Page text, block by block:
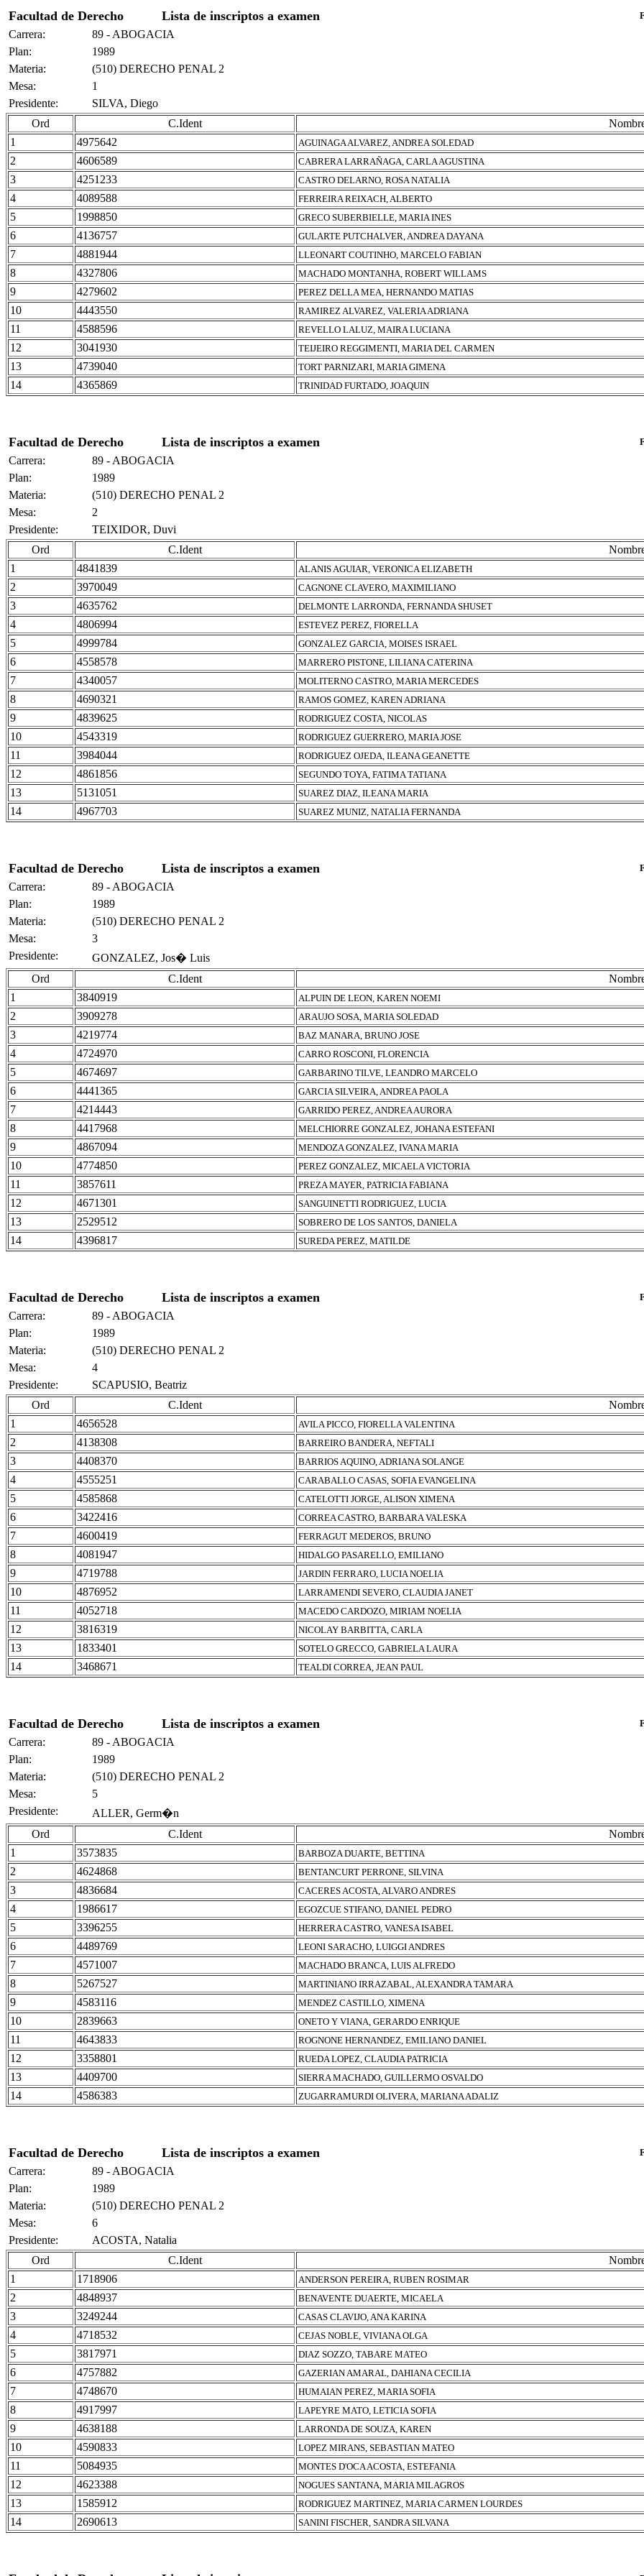
Facultad de Derecho Lista de inscriptos a examen
Carrera:
89 - ABOGACIA
Plan:
1989
Materia:
(510) DERECHO PENAL 2
Mesa:
1
Presidente:
SILVA, Diego
Ord
C.Ident
1
4975642 AGUINAGA ALVAREZ, ANDREA SOLEDAD
2 4606589 CABRERA LARRAÑAGA, CARLA AGUSTINA
3 4251233 CASTRO DELARNO, ROSA NATALIA
4 4089588 FERREIRA REIXACH, ALBERTO
5 1998850 GRECO SUBERBIELLE, MARIA INES
6 4136757 GULARTE PUTCHALVER, ANDREA DAYANA
7 4881944 LLEONART COUTINHO, MARCELO FABIAN
8 4327806 MACHADO MONTANHA, ROBERT WILLAMS
9 4279602 PEREZ DELLA MEA, HERNANDO MATIAS
10 4443550 RAMIREZ ALVAREZ, VALERIA ADRIANA
11 4588596 REVELLO LALUZ, MAIRA LUCIANA
12 3041930 TEIJEIRO REGGIMENTI, MARIA DEL CARMEN
13 4739040 TORT PARNIZARI, MARIA GIMENA
14 4365869 TRINIDAD FURTADO, JOAQUIN
Facultad de Derecho Lista de inscriptos a examen
Carrera:
89 - ABOGACIA
Plan:
1989
Materia:
(510) DERECHO PENAL 2
Mesa:
2
Presidente:
TEIXIDOR, Duvi
Ord
C.Ident
1
4841839 ALANIS AGUIAR, VERONICA ELIZABETH
2 3970049 CAGNONE CLAVERO, MAXIMILIANO
3 4635762 DELMONTE LARRONDA, FERNANDA SHUSET
4 4806994 ESTEVEZ PEREZ, FIORELLA
5 4999784 GONZALEZ GARCIA, MOISES ISRAEL
6 4558578 MARRERO PISTONE, LILIANA CATERINA
7 4340057 MOLITERNO CASTRO, MARIA MERCEDES
8 4690321 RAMOS GOMEZ, KAREN ADRIANA
9 4839625 RODRIGUEZ COSTA, NICOLAS
10 4543319 RODRIGUEZ GUERRERO, MARIA JOSE
11 3984044 RODRIGUEZ OJEDA, ILEANA GEANETTE
12 4861856 SEGUNDO TOYA, FATIMA TATIANA
13 5131051 SUAREZ DIAZ, ILEANA MARIA
14 4967703 SUAREZ MUNIZ, NATALIA FERNANDA
Facultad de Derecho Lista de inscriptos a examen
Carrera:
89 - ABOGACIA
Plan:
1989
Materia:
(510) DERECHO PENAL 2
Mesa:
3
Presidente:
GONZALEZ, Jos� Luis
Ord
C.Ident
1
3840919 ALPUIN DE LEON, KAREN NOEMI
2 3909278 ARAUJO SOSA, MARIA SOLEDAD
3 4219774 BAZ MANARA, BRUNO JOSE
4 4724970 CARRO ROSCONI, FLORENCIA
5 4674697 GARBARINO TILVE, LEANDRO MARCELO
6 4441365 GARCIA SILVEIRA, ANDREA PAOLA
7 4214443 GARRIDO PEREZ, ANDREA AURORA
8 4417968 MELCHIORRE GONZALEZ, JOHANA ESTEFANI
9 4867094 MENDOZA GONZALEZ, IVANA MARIA
10 4774850 PEREZ GONZALEZ, MICAELA VICTORIA
11 3857611 PREZA MAYER, PATRICIA FABIANA
12 4671301 SANGUINETTI RODRIGUEZ, LUCIA
13 2529512 SOBRERO DE LOS SANTOS, DANIELA
14 4396817 SUREDA PEREZ, MATILDE
Facultad de Derecho Lista de inscriptos a examen
Carrera:
89 - ABOGACIA
Plan:
1989
Materia:
(510) DERECHO PENAL 2
Mesa:
4
Presidente:
SCAPUSIO, Beatriz
Ord
C.Ident
1
4656528 AVILA PICCO, FIORELLA VALENTINA
2 4138308 BARREIRO BANDERA, NEFTALI
3 4408370 BARRIOS AQUINO, ADRIANA SOLANGE
4 4555251 CARABALLO CASAS, SOFIA EVANGELINA
5 4585868 CATELOTTI JORGE, ALISON XIMENA
6 3422416 CORREA CASTRO, BARBARA VALESKA
7 4600419 FERRAGUT MEDEROS, BRUNO
8 4081947 HIDALGO PASARELLO, EMILIANO
9 4719788 JARDIN FERRARO, LUCIA NOELIA
10 4876952 LARRAMENDI SEVERO, CLAUDIA JANET
11 4052718 MACEDO CARDOZO, MIRIAM NOELIA
12 3816319 NICOLAY BARBITTA, CARLA
13 1833401 SOTELO GRECCO, GABRIELA LAURA
14 3468671 TEALDI CORREA, JEAN PAUL
Facultad de Derecho Lista de inscriptos a examen
Carrera:
89 - ABOGACIA
Plan:
1989
Materia:
(510) DERECHO PENAL 2
Mesa:
5
Presidente:
ALLER, Germ�n
Ord
C.Ident
1
3573835 BARBOZA DUARTE, BETTINA
2 4624868 BENTANCURT PERRONE, SILVINA
3 4836684 CACERES ACOSTA, ALVARO ANDRES
4 1986617 EGOZCUE STIFANO, DANIEL PEDRO
5 3396255 HERRERA CASTRO, VANESA ISABEL
6 4489769 LEONI SARACHO, LUIGGI ANDRES
7 4571007 MACHADO BRANCA, LUIS ALFREDO
8 5267527 MARTINIANO IRRAZABAL, ALEXANDRA TAMARA
9 4583116 MENDEZ CASTILLO, XIMENA
10 2839663 ONETO Y VIANA, GERARDO ENRIQUE
11 4643833 ROGNONE HERNANDEZ, EMILIANO DANIEL
12 3358801 RUEDA LOPEZ, CLAUDIA PATRICIA
13 4409700 SIERRA MACHADO, GUILLERMO OSVALDO
14 4586383 ZUGARRAMURDI OLIVERA, MARIANA ADALIZ
Facultad de Derecho Lista de inscriptos a examen
Carrera:
89 - ABOGACIA
Plan:
1989
Materia:
(510) DERECHO PENAL 2
Mesa:
6
Presidente:
ACOSTA, Natalia
Ord
C.Ident
1
1718906 ANDERSON PEREIRA, RUBEN ROSIMAR
2 4848937 BENAVENTE DUAERTE, MICAELA
3 3249244 CASAS CLAVIJO, ANA KARINA
4 4718532 CEJAS NOBLE, VIVIANA OLGA
5 3817971 DIAZ SOZZO, TABARE MATEO
6 4757882 GAZERIAN AMARAL, DAHIANA CECILIA
7 4748670 HUMAIAN PEREZ, MARIA SOFIA
8 4917997 LAPEYRE MATO, LETICIA SOFIA
9 4638188 LARRONDA DE SOUZA, KAREN
10 4590833 LOPEZ MIRANS, SEBASTIAN MATEO
11 5084935 MONTES D'OCA ACOSTA, ESTEFANIA
12 4623388 NOGUES SANTANA, MARIA MILAGROS
13 1585912 RODRIGUEZ MARTINEZ, MARIA CARMEN LOURDES
14 2690613 SANINI FISCHER, SANDRA SILVANA